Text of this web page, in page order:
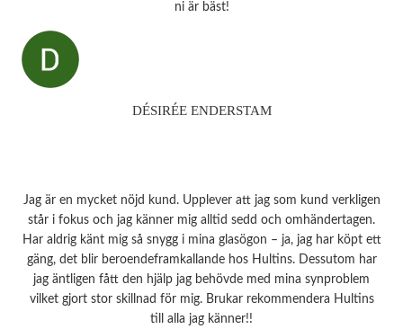
ni är bäst!
DÉSIRÉE ENDERSTAM
Jag är en mycket nöjd kund. Upplever att jag som kund verkligen
står i fokus och jag känner mig alltid sedd och omhändertagen.
Har aldrig känt mig så snygg i mina glasögon – ja, jag har köpt ett
gäng, det blir beroendeframkallande hos Hultins. Dessutom har
jag äntligen fått den hjälp jag behövde med mina synproblem
vilket gjort stor skillnad för mig. Brukar rekommendera Hultins
till alla jag känner!!